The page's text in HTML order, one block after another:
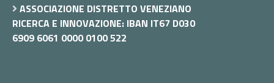
ASSOCIAZIONE DISTRETTO VENEZIANO
RICERCA E INNOVAZIONE: IBAN IT67 D030
6909 6061 0000 0100 522